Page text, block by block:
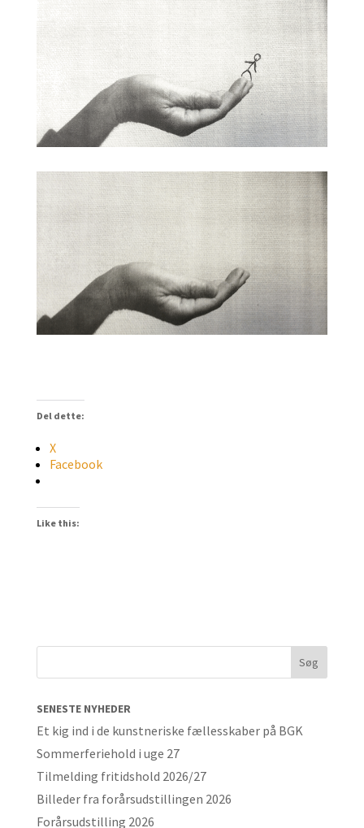
Del dette:
X
Facebook
Like this:
SENESTE NYHEDER
Et kig ind i de kunstneriske fællesskaber på BGK
Sommerferiehold i uge 27
Tilmelding fritidshold 2026/27
Billeder fra forårsudstillingen 2026
Forårsudstilling 2026